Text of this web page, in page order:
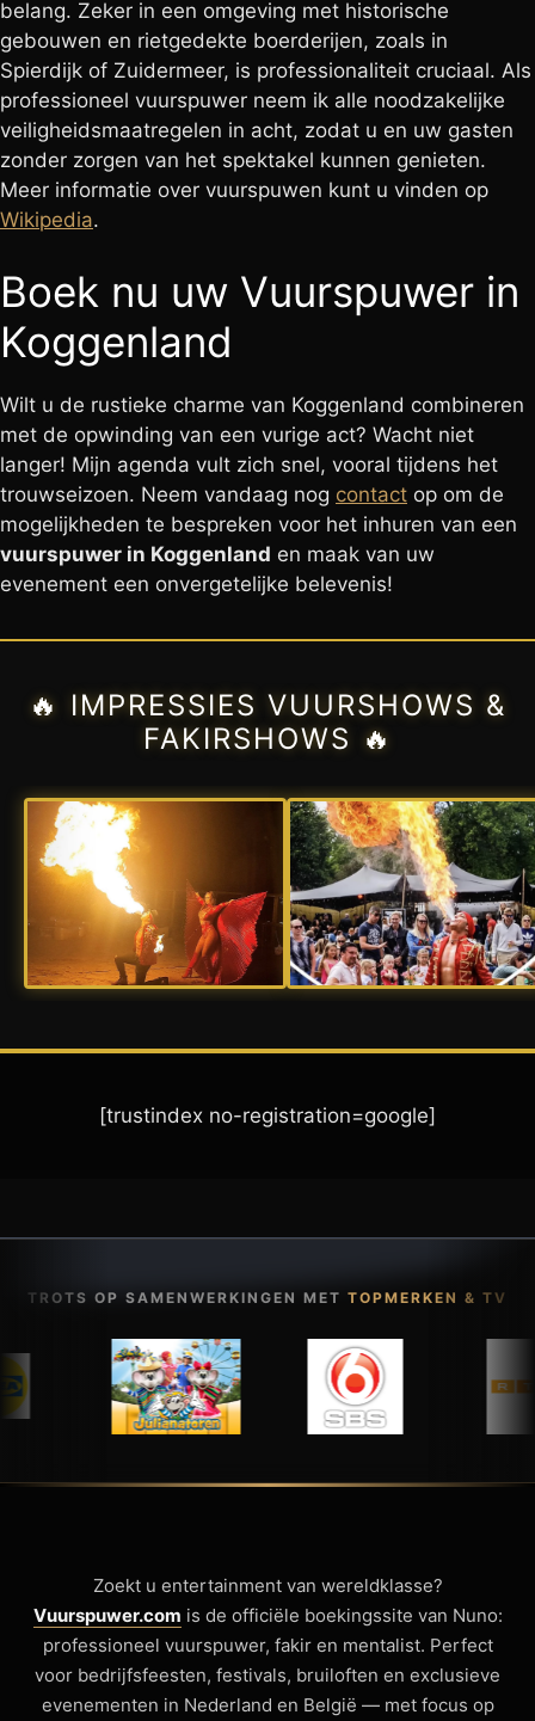
belang. Zeker in een omgeving met historische
gebouwen en rietgedekte boerderijen, zoals in
Spierdijk of Zuidermeer, is professionaliteit cruciaal. Als
professioneel vuurspuwer neem ik alle noodzakelijke
veiligheidsmaatregelen in acht, zodat u en uw gasten
zonder zorgen van het spektakel kunnen genieten.
Meer informatie over vuurspuwen kunt u vinden op
Wikipedia.
Boek nu uw Vuurspuwer in
Koggenland
Wilt u de rustieke charme van Koggenland combineren
met de opwinding van een vurige act? Wacht niet
langer! Mijn agenda vult zich snel, vooral tijdens het
trouwseizoen. Neem vandaag nog contact op om de
mogelijkheden te bespreken voor het inhuren van een
vuurspuwer in Koggenland en maak van uw
evenement een onvergetelijke belevenis!
🔥 IMPRESSIES VUURSHOWS &
FAKIRSHOWS 🔥
[trustindex no-registration=google]
TROTS OP SAMENWERKINGEN MET TOPMERKEN & TV
Zoekt u entertainment van wereldklasse?
Vuurspuwer.com is de officiële boekingssite van Nuno:
professioneel vuurspuwer, fakir en mentalist. Perfect
voor bedrijfsfeesten, festivals, bruiloften en exclusieve
evenementen in Nederland en België — met focus op